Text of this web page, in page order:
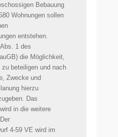
Bebauung
Wohnungen sollen
entstehen.
1 des
die Möglichkeit,
beteiligen und nach
Zwecke und
hierzu
Das
in die weitere
4-59 VE wird im